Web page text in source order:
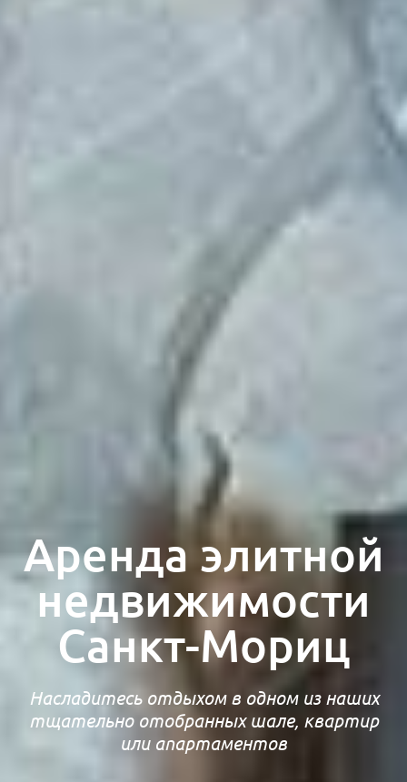
Аренда элитной
недвижимости
Санкт-Мориц
Насладитесь отдыхом в одном из наших
тщательно отобранных шале, квартир
или апартаментов